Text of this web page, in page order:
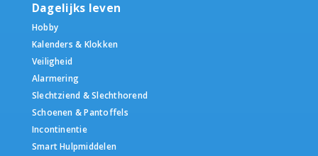
Dagelijks leven
Hobby
Kalenders & Klokken
Veiligheid
Alarmering
Slechtziend & Slechthorend
Schoenen & Pantoffels
Incontinentie
Smart Hulpmiddelen